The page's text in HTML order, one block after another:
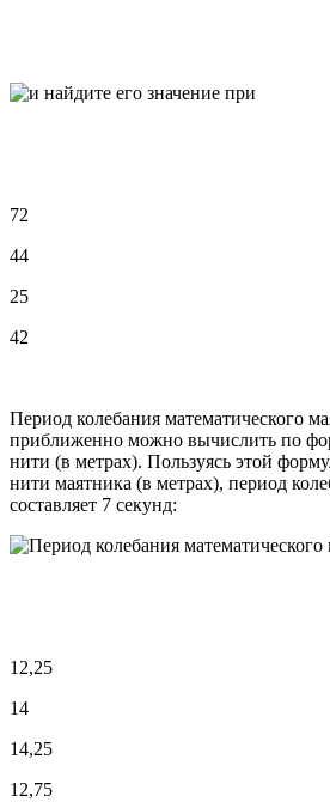
72
44
25
42
Период колебания математического
приближенно можно вычислить по
нити (в метрах). Пользуясь этой
нити маятника (в метрах), период
составляет 7 секунд:
12,25
14
14,25
12,75